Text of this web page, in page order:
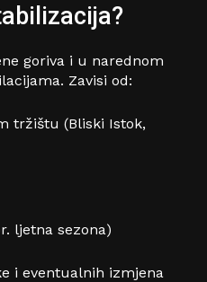
goriva i u narednom
Zavisi od:
tržištu (Bliski Istok,
ljetna sezona)
i eventualnih izmjena